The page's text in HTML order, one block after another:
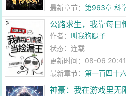
最新章节：第963章 科
公路求生，我靠每日
作者： 叫我狗腿子
状态：连载
更新时间：08-06
最新章节：第一百四十
神豪：我在游戏里无